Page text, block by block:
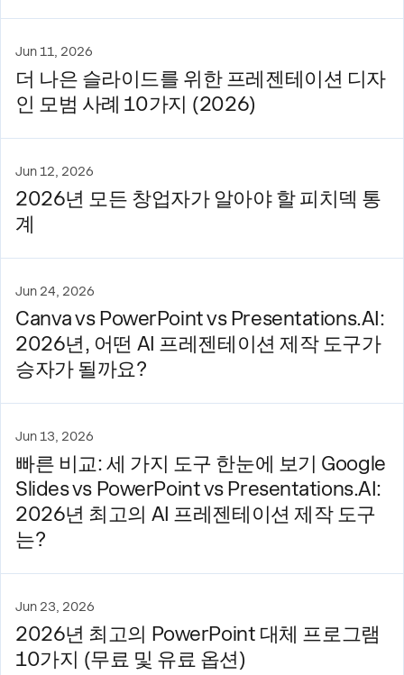
Jun 11, 2026
더 나은 슬라이드를 위한 프레젠테이션 디자
인 모범 사례 10가지 (2026)
Jun 12, 2026
2026년 모든 창업자가 알아야 할 피치덱 통
계
Jun 24, 2026
Canva vs PowerPoint vs Presentations.AI:
2026년, 어떤 AI 프레젠테이션 제작 도구가
승자가 될까요?
Jun 13, 2026
빠른 비교: 세 가지 도구 한눈에 보기 Google
Slides vs PowerPoint vs Presentations.AI:
2026년 최고의 AI 프레젠테이션 제작 도구
는?
Jun 23, 2026
2026년 최고의 PowerPoint 대체 프로그램
10가지 (무료 및 유료 옵션)